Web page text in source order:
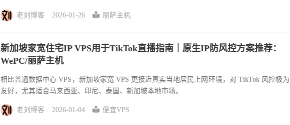
老刘博客 2026-01-26 丽萨主机
新加坡家宽住宅IP VPS用于TikTok直播指南｜原生IP防风控方案推荐：
WePC/丽萨主机
相比普通数据中心 VPS，新加坡家宽 VPS 更接近真实当地居民上网环境，对 TikTok 风控极为
友好，尤其适合马来西亚、印尼、泰国、新加坡本地市场。
老刘博客 2026-01-04 便宜VPS